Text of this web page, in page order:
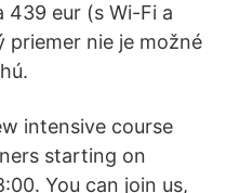
439 eur (s Wi-Fi a
priemer nie je možné
intensive course
starting on
You can join us,